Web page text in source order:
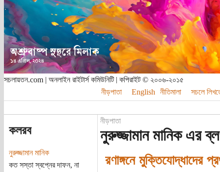
সচলায়তন.com | অনলাইন রাইটার্স কমিউনিটি | কপিরাইট © ২০০৬-২০১৫
নীড়পাতা
English নীতিমালা সচলে
কলরব
নুরুজ্জামান মানিক
কত সস্তা স্বপ্নের দাফন, না
নীড়পাতা
নুরুজ্জামান মানিক এর
রণাঙ্গনে মুক্তিযোদ্ধাদের